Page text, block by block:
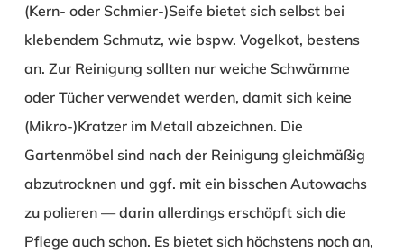
(Kern- oder Schmier-)Seife bietet sich selbst bei
klebendem Schmutz, wie bspw. Vogelkot, bestens
an. Zur Reinigung sollten nur weiche Schwämme
oder Tücher verwendet werden, damit sich keine
(Mikro-)Kratzer im Metall abzeichnen. Die
Gartenmöbel sind nach der Reinigung gleichmäßig
abzutrocknen und ggf. mit ein bisschen Autowachs
zu polieren — darin allerdings erschöpft sich die
Pflege auch schon. Es bietet sich höchstens noch an,